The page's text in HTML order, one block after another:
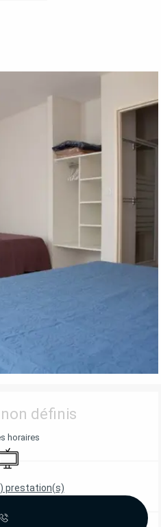
définis
horaires
prestation(s)